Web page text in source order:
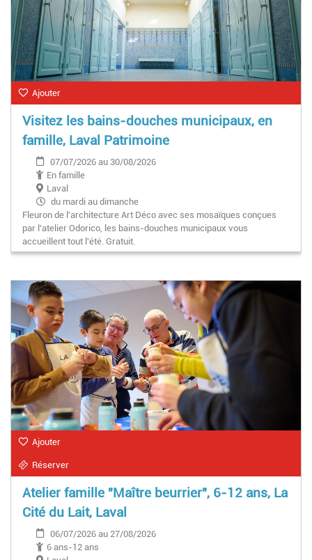
Ajouter
Visitez les bains-douches municipaux, en
famille, Laval Patrimoine
07/07/2026 au 30/08/2026
En famille
Laval
du mardi au dimanche
Fleuron de l'architecture Art Déco avec ses mosaïques conçues
par l'atelier Odorico, les bains-douches municipaux vous
accueillent tout l'été. Gratuit.
Ajouter
Réserver
Atelier famille "Maître beurrier", 6-12 ans, La
Cité du Lait, Laval
06/07/2026 au 27/08/2026
6 ans-12 ans